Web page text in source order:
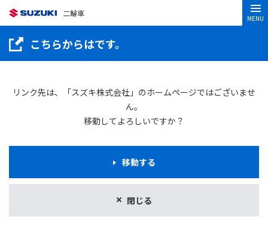
二輪車
MENU
こちらからはです。
リンク先は、「スズキ株式会社」のホームページではございませ
ん。
移動してよろしいですか？
閉じる
移動する